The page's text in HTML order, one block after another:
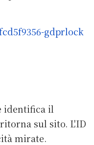
gdprlock
identifica il
sul sito. L'ID
mirate.